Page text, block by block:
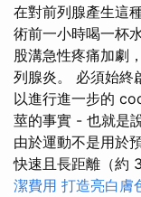
在對前列腺產生這
術前一小時喝一杯
股溝急性疼痛加劇
列腺炎。 必須始終
以進行進一步的
莖的事實 - 也就是
由於運動不是用於
快速且長距離（約 3
潔費用 打造亮白膚